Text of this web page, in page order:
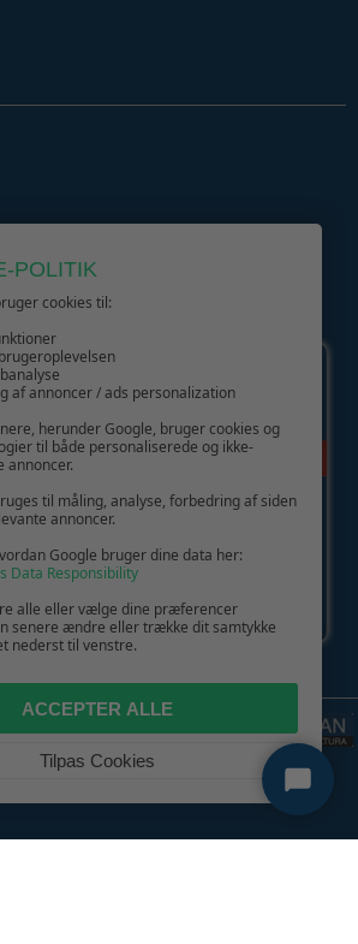
MED ET GAVEKORT!
| Alle rettigheder forbeholdes |
POLITIK
cookies til:
af annoncer / ads personalization
herunder Google, bruger cookies og
til både personaliserede og ikke-
annoncer.
til måling, analyse, forbedring af siden
annoncer.
Google bruger dine data her:
Data Responsibility
alle eller vælge dine præferencer
senere ændre eller trække dit samtykke
nederst til venstre.
ACCEPTER ALLE
Tilpas Cookies